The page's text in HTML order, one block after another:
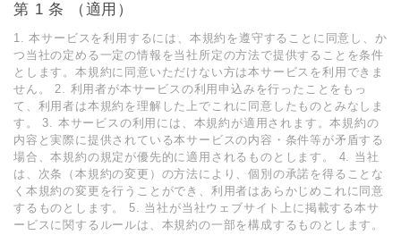
第 1 条 （適⽤）
1. 本サービスを利⽤するには、本規約を遵守することに同意し、か
つ当社の定める⼀定の情報を当社所定の⽅法で提供することを条件
とします。本規約に同意いただけない⽅は本サービスを利⽤できま
せん。 2. 利⽤者が本サービスの利⽤申込みを⾏ったことをもっ
て、利⽤者は本規約を理解した上でこれに同意したものとみなしま
す。 3. 本サービスの利⽤には、本規約が適⽤されます。本規約の
内容と実際に提供されている本サービスの内容・条件等が⽭盾する
場合、本規約の規定が優先的に適⽤されるものとします。 4. 当社
は、次条（本規約の変更）の⽅法により、個別の承諾を得ることな
く本規約の変更を⾏うことができ、利⽤者はあらかじめこれに同意
するものとします。 5. 当社が当社ウェブサイト上に掲載する本サ
ービスに関するルールは、本規約の⼀部を構成するものとします。